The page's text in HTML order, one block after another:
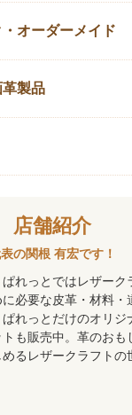
オーダーメイド
製品
店舗紹介
の関根 有宏です！
れっとではレザーク
必要な皮革・材料・
れっとだけのオリジ
も販売中。革のおも
るレザークラフトの